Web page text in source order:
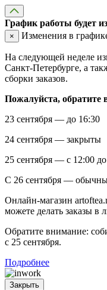
График работы будет
×
Изменения в
На следующей неделе
Санкт-Петербурге, а
сборки заказов.
Пожалуйста, обратите
23 сентября — до 16:30
24 сентября — закрыты
25 сентября — с 12:00
С 26 сентября —
Онлайн-магазин
можете делать заказы в
Обратите внимание:
с 25 сентября.
Подробнее
Закрыть